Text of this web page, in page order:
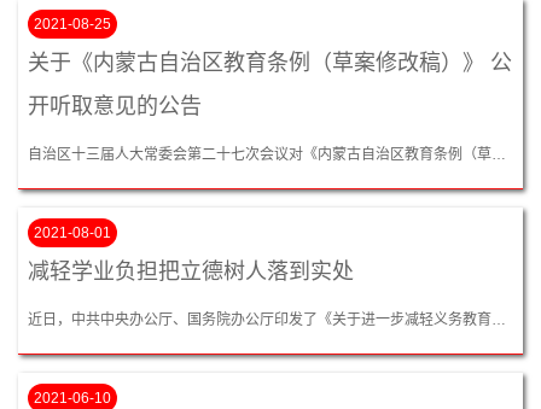
2021-08-25
关于《内蒙古自治区教育条例（草案修改稿）》 公
开听取意见的公告
自治区十三届人大常委会第二十七次会议对《内蒙古自治区教育条例（草案修改稿）》进行了审议，拟于9月下旬进行再次审议。现将条例（草案修改稿）及说明全文公布，广泛听取社会各方面意见。请将修改意见和建议于2021年9月20日前反馈自治区人大常委会法制工作委员会。...
2021-08-01
减轻学业负担把立德树人落到实处
近日，中共中央办公厅、国务院办公厅印发了《关于进一步减轻义务教育阶段学生作业负担和校外培训负担的意见》，要求减轻学生课业负担，严格控制书面作业总量，保证学生睡眠时间；全面规范管理校外培训机构，坚持从严治理。这是利国利民的大事！是从党之大计、国之大计角度作出的重大安排！...
2021-06-10